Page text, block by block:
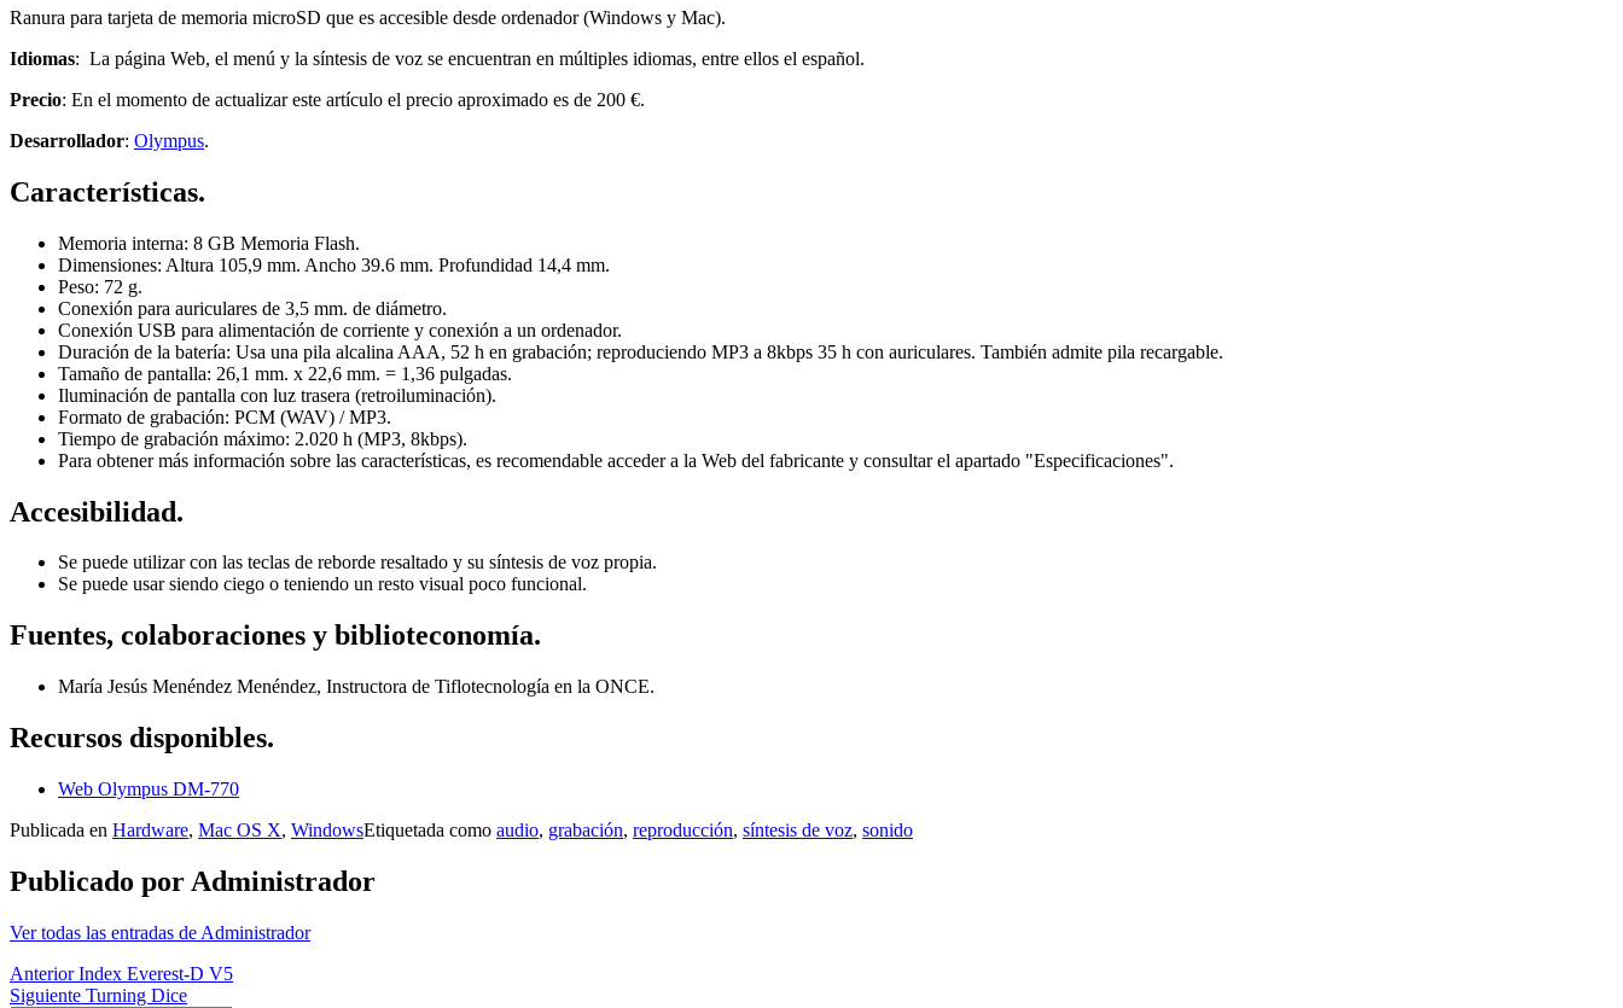
Ranura para tarjeta de memoria microSD que es accesible desde ordenador (Windows y Mac).
Idiomas: La página Web, el menú y la síntesis de voz se encuentran en múltiples idiomas, entre ellos el español.
Precio: En el momento de actualizar este artículo el precio aproximado es de 200 €.
Desarrollador: Olympus.
Características.
Memoria interna: 8 GB Memoria Flash.
Dimensiones: Altura 105,9 mm. Ancho 39.6 mm. Profundidad 14,4 mm.
Peso: 72 g.
Conexión para auriculares de 3,5 mm. de diámetro.
Conexión USB para alimentación de corriente y conexión a un ordenador.
Duración de la batería: Usa una pila alcalina AAA, 52 h en grabación; reproduciendo MP3 a 8kbps 35 h con auriculares. También admite pila recargable.
Tamaño de pantalla: 26,1 mm. x 22,6 mm. = 1,36 pulgadas.
Iluminación de pantalla con luz trasera (retroiluminación).
Formato de grabación: PCM (WAV) / MP3.
Tiempo de grabación máximo: 2.020 h (MP3, 8kbps).
Para obtener más información sobre las características, es recomendable acceder a la Web del fabricante y consultar el apartado "Especificaciones".
Accesibilidad.
Se puede utilizar con las teclas de reborde resaltado y su síntesis de voz propia.
Se puede usar siendo ciego o teniendo un resto visual poco funcional.
Fuentes, colaboraciones y biblioteconomía.
María Jesús Menéndez Menéndez, Instructora de Tiflotecnología en la ONCE.
Recursos disponibles.
Web Olympus DM-770
Publicada en Hardware, Mac OS X, WindowsEtiquetada como audio, grabación, reproducción, síntesis de voz, sonido
Publicado por Administrador
Ver todas las entradas de Administrador
Navegación
Anterior Index Everest-D V5
Siguiente Turning Dice